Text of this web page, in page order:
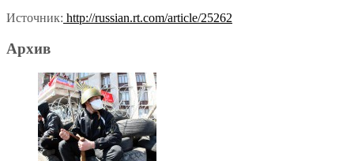
Источник: http://russian.rt.com/article/25262
Архив